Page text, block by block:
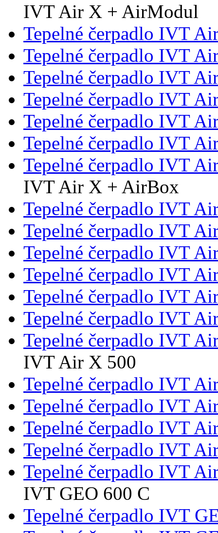
IVT Air X + AirModul
Tepelné čerpadlo IVT
Tepelné čerpadlo IVT
Tepelné čerpadlo IVT
Tepelné čerpadlo IVT
Tepelné čerpadlo IVT
Tepelné čerpadlo IVT
Tepelné čerpadlo IVT
IVT Air X + AirBox
Tepelné čerpadlo IVT
Tepelné čerpadlo IVT
Tepelné čerpadlo IVT
Tepelné čerpadlo IVT
Tepelné čerpadlo IVT
Tepelné čerpadlo IVT
Tepelné čerpadlo IVT
IVT Air X 500
Tepelné čerpadlo IVT
Tepelné čerpadlo IVT
Tepelné čerpadlo IVT
Tepelné čerpadlo IVT
Tepelné čerpadlo IVT
IVT GEO 600 C
Tepelné čerpadlo IVT